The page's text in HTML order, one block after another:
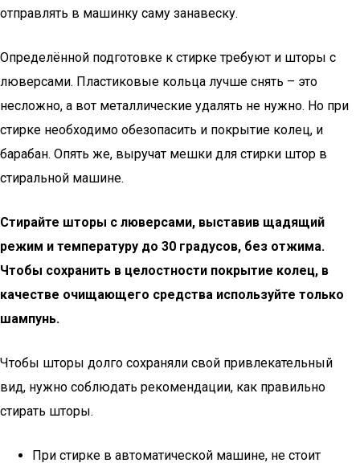
отправлять в машинку саму занавеску.
Определённой подготовке к стирке требуют и шторы с
люверсами. Пластиковые кольца лучше снять – это
несложно, а вот металлические удалять не нужно. Но при
стирке необходимо обезопасить и покрытие колец, и
барабан. Опять же, выручат мешки для стирки штор в
стиральной машине.
Стирайте шторы с люверсами, выставив щадящий
режим и температуру до 30 градусов, без отжима.
Чтобы сохранить в целостности покрытие колец, в
качестве очищающего средства используйте только
шампунь.
Чтобы шторы долго сохраняли свой привлекательный
вид, нужно соблюдать рекомендации, как правильно
стирать шторы.
При стирке в автоматической машине, не стоит